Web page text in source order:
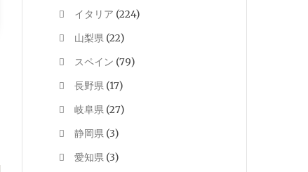
イタリア (224)
山梨県 (22)
スペイン (79)
長野県 (17)
岐阜県 (27)
静岡県 (3)
愛知県 (3)